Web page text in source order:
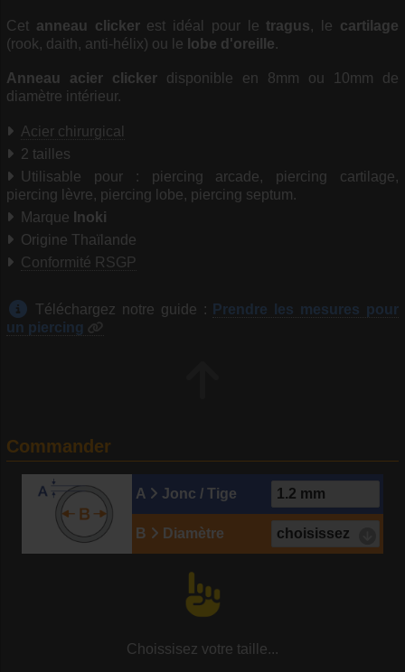
Cet anneau clickerest idéal pour letragus, le cartilage
(rook, daith, anti-hélix) ou le lobe d'oreille.
Anneau acier clicker disponible en 8mm ou 10mm de
diamètre intérieur.
Acier chirurgical
2 tailles
Utilisable pour : piercing arcade, piercing cartilage,
piercing lèvre, piercing lobe, piercing septum.
Marque Inoki
Origine Thaïlande
Conformité RSGP
Téléchargez notre guide :
Prendre les mesures pour
un piercing
Commander
A Jonc / Tige
B Diamètre
Choissisez votre taille...